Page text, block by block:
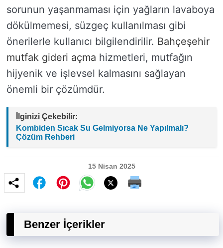
sorunun yaşanmaması için yağların lavaboya
dökülmemesi, süzgeç kullanılması gibi
önerilerle kullanıcı bilgilendirilir. Bahçeşehir
mutfak gideri açma hizmetleri, mutfağın
hijyenik ve işlevsel kalmasını sağlayan
önemli bir çözümdür.
İlginizi Çekebilir:
Kombiden Sıcak Su Gelmiyorsa Ne Yapılmalı?
Çözüm Rehberi
15 Nisan 2025
Benzer İçerikler